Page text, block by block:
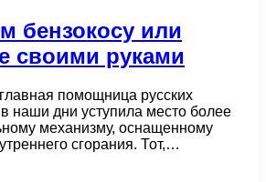
бензокосу или
своими руками
помощница русских
наши дни уступила место более
механизму, оснащенному
сгорания. Тот,…